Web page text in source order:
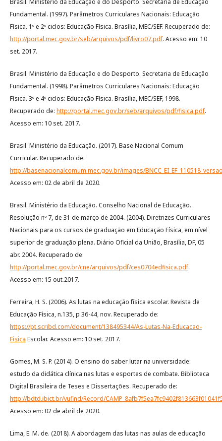
Brasil. Ministério da Educação e do Desporto. Secretaria de Educação
Fundamental. (1997). Parâmetros Curriculares Nacionais: Educação
Física. 1º e 2º ciclos: Educação Física. Brasília, MEC/SEF. Recuperado de:
http://portal.mec.gov.br/seb/arquivos/pdf/livro07.pdf. Acesso em: 10
set. 2017.
Brasil. Ministério da Educação e do Desporto. Secretaria de Educação
Fundamental. (1998). Parâmetros Curriculares Nacionais: Educação
Física. 3º e 4º ciclos: Educação Física. Brasília, MEC/SEF, 1998.
Recuperado de: http://portal.mec.gov.br/seb/arquivos/pdf/fisica.pdf.
Acesso em: 10 set. 2017.
Brasil. Ministério da Educação. (2017). Base Nacional Comum
Curricular. Recuperado de:
http://basenacionalcomum.mec.gov.br/images/
Acesso em: 02 de abril de 2020.
Brasil. Ministério da Educação. Conselho Nacional de Educação.
Resolução nº 7, de 31 de março de 2004. (2004). Diretrizes Curriculares
Nacionais para os cursos de graduação em Educação Física, em nível
superior de graduação plena. Diário Oficial da União, Brasília, DF, 05
abr. 2004. Recuperado de:
http://portal.mec.gov.br/cne/arquivos/pdf/ces0704edfisica.pdf.
Acesso em: 15 out.2017.
Ferreira, H. S. (2006). As lutas na educação física escolar. Revista de
Educação Física, n.135, p 36-44, nov. Recuperado de:
https://pt.scribd.com/document/138495344/As-Lutas-Na-Educacao-
Fisica Escolar. Acesso em: 10 set. 2017.
Gomes, M. S. P. (2014). O ensino do saber lutar na universidade:
estudo da didática clínica nas lutas e esportes de combate. Biblioteca
Digital Brasileira de Teses e Dissertações. Recuperado de:
http://bdtd.ibict.br/vufind/Record/
Acesso em: 02 de abril de 2020.
Lima, E. M. de. (2018). A abordagem das lutas nas aulas de educação